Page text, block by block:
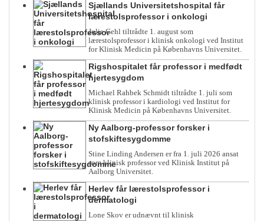
Sjællands Universitetshospital får
lærestolsprofessor i onkologi
Julie Gehl tiltrådte 1. august som
lærestolsprofessor i klinisk onkologi ved Institut
for Klinisk Medicin på Københavns Universitet.
Rigshospitalet får professor i medfødt
hjertesygdom
Michael Rahbek Schmidt tiltrådte 1. juli som
klinisk professor i kardiologi ved Institut for
Klinisk Medicin på Københavns Universitet.
Ny Aalborg-professor forsker i
stofskiftesygdomme
Stine Linding Andersen er fra 1. juli 2026 ansat
som klinisk professor ved Klinisk Institut på
Aalborg Universitet.
Herlev får lærestolsprofessor i
dermatologi
Lone Skov er udnævnt til klinisk